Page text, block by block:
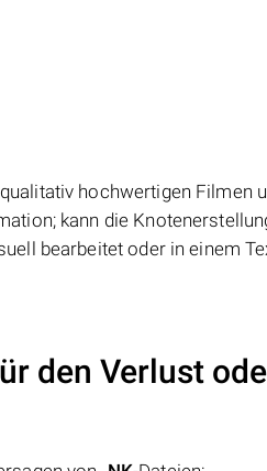
hochwertigen Filmen
kann die
bearbeitet oder in einem
den Verlust